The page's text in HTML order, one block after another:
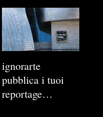
ignorarte
pubblica i tuoi
reportage